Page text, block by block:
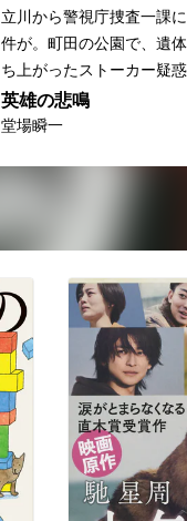
立川から警視庁捜査一課
件が。町田の公園で、遺
ち上がったストーカー疑
英雄の悲鳴
堂場瞬一